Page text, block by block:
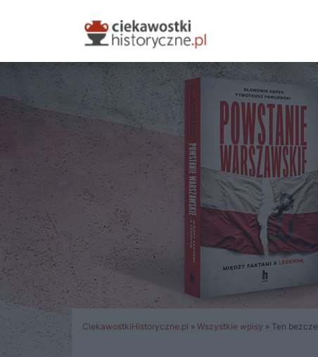
CiekawostkiHistoryczne.pl » Wszystkie wpisy » Ten